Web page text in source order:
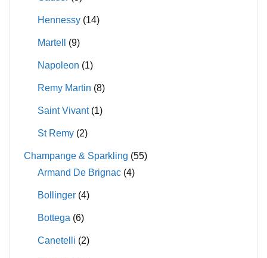
Hennessy (14)
Martell (9)
Napoleon (1)
Remy Martin (8)
Saint Vivant (1)
St Remy (2)
Champange & Sparkling (55)
Armand De Brignac (4)
Bollinger (4)
Bottega (6)
Canetelli (2)